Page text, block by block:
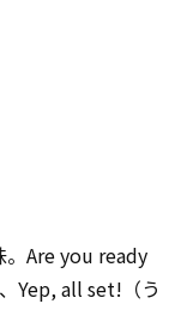
。Are you ready
Yep, all set!（う